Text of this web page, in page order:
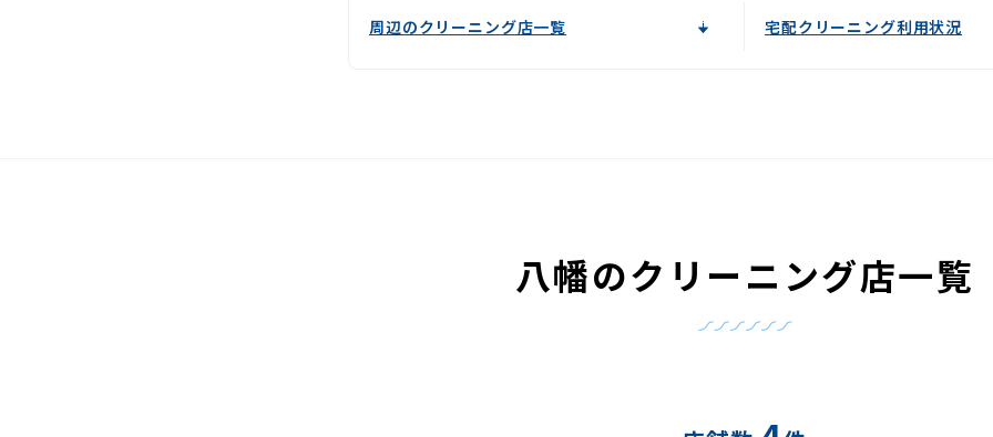
周辺のクリーニング店一覧 宅配クリーニング利用状況
八幡のクリーニング店一覧